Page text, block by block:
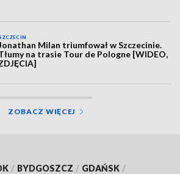
Milan triumfował w Szczecinie.
na trasie Tour de Pologne [WIDEO,
ZOBACZ WIĘCEJ
/ BYDGOSZCZ / GDAŃSK /